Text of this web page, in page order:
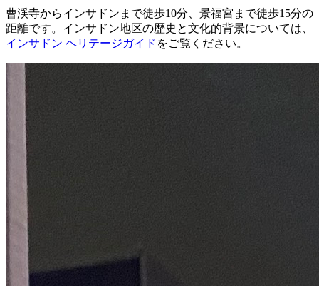
曹渓寺からインサドンまで徒歩10分、景福宮まで徒歩15分の
距離です。インサドン地区の歴史と文化的背景については、
インサドン ヘリテージガイド をご覧ください。